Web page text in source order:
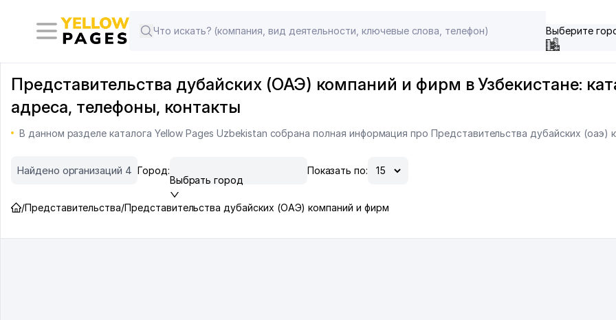
Выберите
Представительства дубайских (ОАЭ) компаний и фирм в Узбекистане:
адреса, телефоны, контакты
В данном разделе каталога Yellow Pages Uzbekistan собрана полная информация про Представительства дубайских (оаэ)
Найдено организаций 4 Город:
Выбрать город
Показать по:
/Представительства/Представительства дубайских (ОАЭ) компаний и фирм